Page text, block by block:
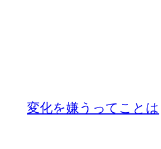
変化を嫌うってことは